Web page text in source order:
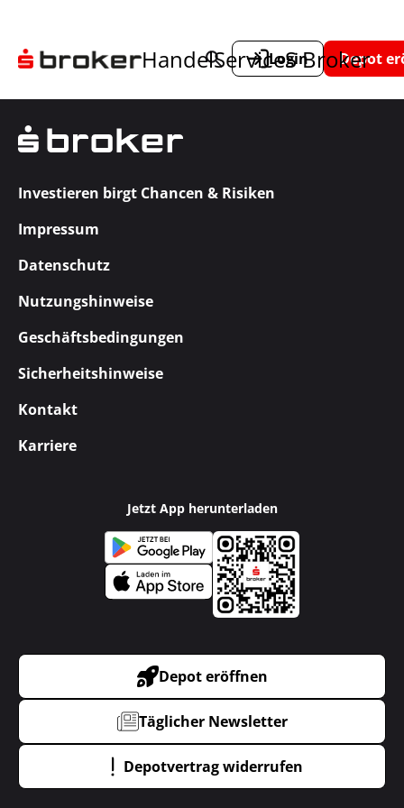
HandelServiceS Broker
Login Depot
Investieren birgt Chancen & Risiken
Impressum
Datenschutz
Nutzungshinweise
Geschäftsbedingungen
Sicherheitshinweise
Kontakt
Karriere
Jetzt App herunterladen
Depot eröffnen
Täglicher Newsletter
Depotvertrag widerrufen